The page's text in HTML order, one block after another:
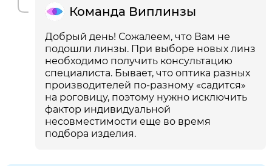
Команда Виплинзы
Добрый день! Сожалеем, что Вам не
подошли линзы. При выборе новых линз
необходимо получить консультацию
специалиста. Бывает, что оптика разных
производителей по-разному «садится»
на роговицу, поэтому нужно исключить
фактор индивидуальной
несовместимости еще во время
подбора изделия.